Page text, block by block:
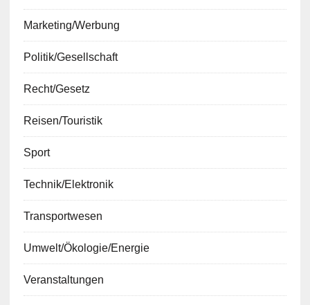
Marketing/Werbung
Politik/Gesellschaft
Recht/Gesetz
Reisen/Touristik
Sport
Technik/Elektronik
Transportwesen
Umwelt/Ökologie/Energie
Veranstaltungen